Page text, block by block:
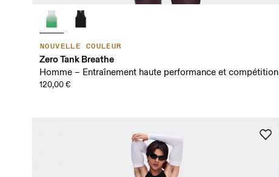
NOUVELLE COULEUR
Zero Tank Breathe
Homme – Entraînement haute performance et compétition
120,00 €